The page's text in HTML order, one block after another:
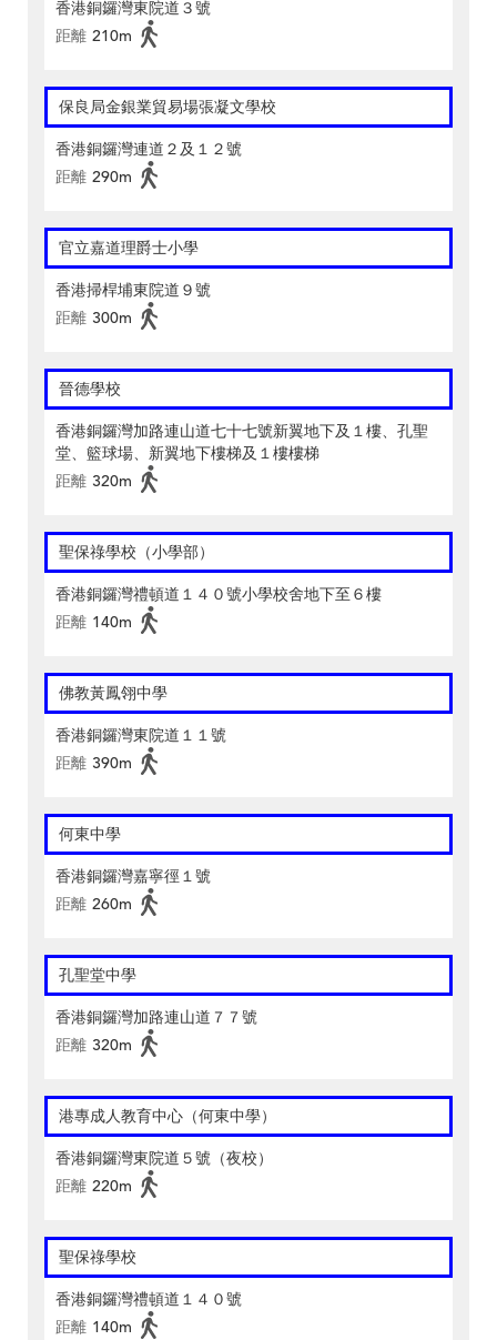
香港銅鑼灣東院道３號
距離 210m
保良局金銀業貿易場張凝文學校
香港銅鑼灣連道２及１２號
距離 290m
官立嘉道理爵士小學
香港掃桿埔東院道９號
距離 300m
晉德學校
香港銅鑼灣加路連山道七十七號新翼地下及１樓、孔聖
堂、籃球場、新翼地下樓梯及１樓樓梯
距離 320m
聖保祿學校（小學部）
香港銅鑼灣禮頓道１４０號小學校舍地下至６樓
距離 140m
佛教黃鳳翎中學
香港銅鑼灣東院道１１號
距離 390m
何東中學
香港銅鑼灣嘉寧徑１號
距離 260m
孔聖堂中學
香港銅鑼灣加路連山道７７號
距離 320m
港專成人教育中心（何東中學）
香港銅鑼灣東院道５號（夜校）
距離 220m
聖保祿學校
香港銅鑼灣禮頓道１４０號
距離 140m